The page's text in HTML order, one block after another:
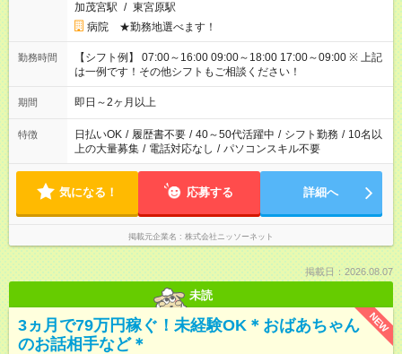
加茂宮駅 / 東宮原駅
病院 ★勤務地選べます！
勤務時間
【シフト例】 07:00～16:00 09:00～18:00 17:00～09:00 ※ 上記
は一例です！その他シフトもご相談ください！
期間 即日～2ヶ月以上
特徴 日払いOK / 履歴書不要 / 40～50代活躍中 / シフト勤務 / 10名以
上の大量募集 / 電話対応なし / パソコンスキル不要
気になる！ 応募する 詳細へ
掲載元企業名 株式会社ニッソーネット
掲載日：2026.08.07
未読
NEW
3ヵ月で79万円稼ぐ！未経験OK＊おばあちゃん
のお話相手など＊